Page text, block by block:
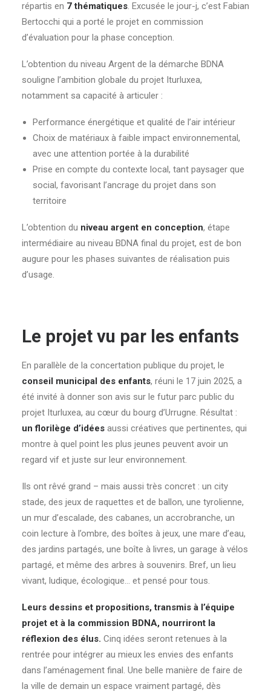
répartis en 7 thématiques. Excusée le jour-j, c’est Fabian
Bertocchi qui a porté le projet en commission
d’évaluation pour la phase conception.
L’obtention du niveau Argent de la démarche BDNA
souligne l’ambition globale du projet Iturluxea,
notamment sa capacité à articuler :
Performance énergétique et qualité de l’air intérieur
Choix de matériaux à faible impact environnemental,
avec une attention portée à la durabilité
Prise en compte du contexte local, tant paysager que
social, favorisant l’ancrage du projet dans son
territoire
L’obtention du niveau argent en conception, étape
intermédiaire au niveau BDNA final du projet, est de bon
augure pour les phases suivantes de réalisation puis
d’usage.
Le projet vu par les enfants
En parallèle de la concertation publique du projet, le
conseil municipal des enfants, réuni le 17 juin 2025, a
été invité à donner son avis sur le futur parc public du
projet Iturluxea, au cœur du bourg d’Urrugne. Résultat :
un florilège d’idées aussi créatives que pertinentes, qui
montre à quel point les plus jeunes peuvent avoir un
regard vif et juste sur leur environnement.
Ils ont rêvé grand – mais aussi très concret : un city
stade, des jeux de raquettes et de ballon, une tyrolienne,
un mur d’escalade, des cabanes, un accrobranche, un
coin lecture à l’ombre, des boîtes à jeux, une mare d’eau,
des jardins partagés, une boîte à livres, un garage à vélos
partagé, et même des arbres à souvenirs. Bref, un lieu
vivant, ludique, écologique… et pensé pour tous.
Leurs dessins et propositions, transmis à l’équipe
projet et à la commission BDNA, nourriront la
réflexion des élus. Cinq idées seront retenues à la
rentrée pour intégrer au mieux les envies des enfants
dans l’aménagement final. Une belle manière de faire de
la ville de demain un espace vraiment partagé, dès